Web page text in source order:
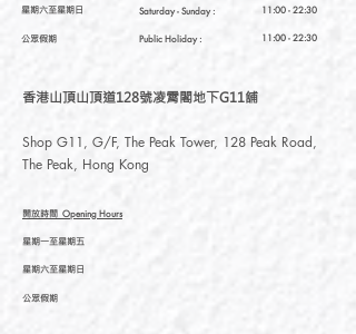
11:00 - 22:30
11:00 - 22:30
星期六至星期日
公眾假期
Saturday- Sunday :
Public Holiday :
香港山頂山頂道128號凌霄閣地下G11舖
Shop G11, G/F, The Peak Tower, 128 Peak Road,
The Peak, Hong Kong
開放時間 Opening Hours
星期一至星期五
星期六至星期日
公眾假期